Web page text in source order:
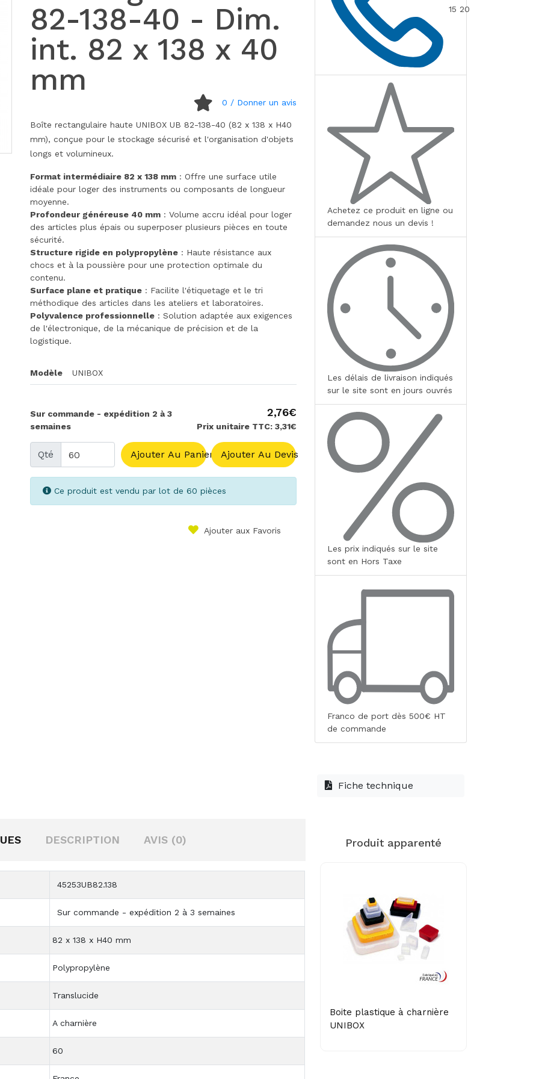
82-138-40 - Dim.
int. 82 x 138 x 40
mm
0 / Donner un avis
Boîte rectangulaire haute UNIBOX UB 82-138-40 (82 x 138 x H40
mm), conçue pour le stockage sécurisé et l'organisation d'objets
longs et volumineux.
Format intermédiaire 82 x 138 mm : Offre une surface utile
idéale pour loger des instruments ou composants de longueur
moyenne.
Profondeur généreuse 40 mm : Volume accru idéal pour loger
des articles plus épais ou superposer plusieurs pièces en toute
sécurité.
Structure rigide en polypropylène : Haute résistance aux
chocs et à la poussière pour une protection optimale du
contenu.
Surface plane et pratique : Facilite l'étiquetage et le tri
méthodique des articles dans les ateliers et laboratoires.
Polyvalence professionnelle : Solution adaptée aux exigences
de l'électronique, de la mécanique de précision et de la
logistique.
Modèle UNIBOX
Sur commande - expédition 2 à 3
semaines
2,76€
Prix unitaire TTC: 3,31€
Qté Ajouter Au Panier Ajouter Au Devis
Ce produit est vendu par lot de 60 pièces
Ajouter aux Favoris
15 20
Achetez ce produit en ligne ou
demandez nous un devis !
Les délais de livraison indiqués
sur le site sont en jours ouvrés
Les prix indiqués sur le site
sont en Hors Taxe
Franco de port dès 500€ HT
de commande
Fiche technique
DESCRIPTION AVIS (0)
45253UB82.138
Sur commande - expédition 2 à 3 semaines
82 x 138 x H40 mm
Polypropylène
Translucide
A charnière
60
Produit apparenté
Boite plastique à charnière
UNIBOX